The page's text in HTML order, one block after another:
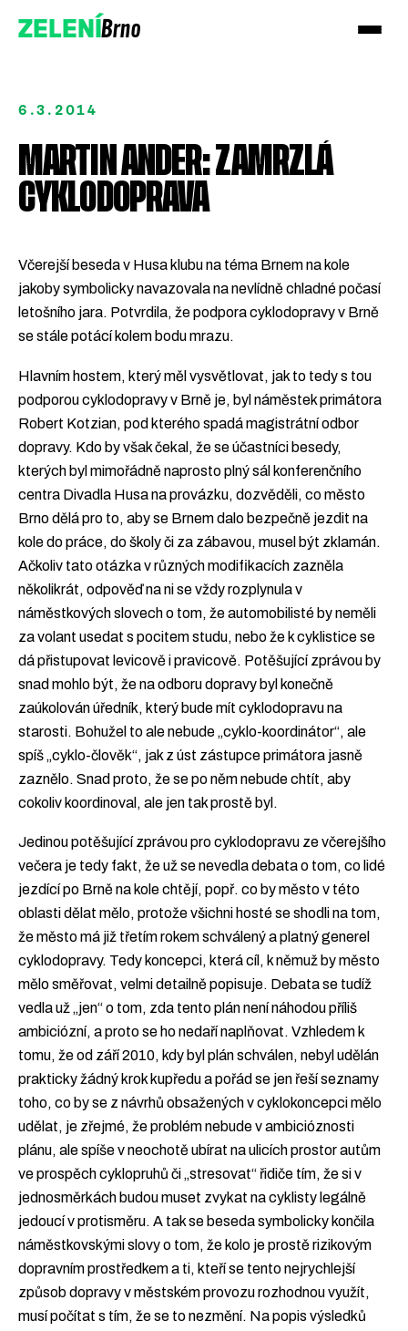
ZELENÍBrno
Podpořte nás darem
6.3.2014
MARTIN ANDER: ZAMRZLÁ
CYKLODOPRAVA
Včerejší beseda v Husa klubu na téma Brnem na kole
jakoby symbolicky navazovala na nevlídně chladné počasí
letošního jara. Potvrdila, že podpora cyklodopravy v Brně
se stále potácí kolem bodu mrazu.
Hlavním hostem, který měl vysvětlovat, jak to tedy s tou
podporou cyklodopravy v Brně je, byl náměstek primátora
Robert Kotzian, pod kterého spadá magistrátní odbor
dopravy. Kdo by však čekal, že se účastníci besedy,
kterých byl mimořádně naprosto plný sál konferenčního
centra Divadla Husa na provázku, dozvěděli, co město
Brno dělá pro to, aby se Brnem dalo bezpečně jezdit na
kole do práce, do školy či za zábavou, musel být zklamán.
Ačkoliv tato otázka v různých modifikacích zazněla
několikrát, odpověď na ni se vždy rozplynula v
náměstkových slovech o tom, že automobilisté by neměli
za volant usedat s pocitem studu, nebo že k cyklistice se
dá přistupovat levicově i pravicově. Potěšující zprávou by
snad mohlo být, že na odboru dopravy byl konečně
zaúkolován úředník, který bude mít cyklodopravu na
starosti. Bohužel to ale nebude „cyklo-koordinátor“, ale
spíš „cyklo-člověk“, jak z úst zástupce primátora jasně
zaznělo. Snad proto, že se po něm nebude chtít, aby
cokoliv koordinoval, ale jen tak prostě byl.
Jedinou potěšující zprávou pro cyklodopravu ze včerejšího
večera je tedy fakt, že už se nevedla debata o tom, co lidé
jezdící po Brně na kole chtějí, popř. co by město v této
oblasti dělat mělo, protože všichni hosté se shodli na tom,
že město má již třetím rokem schválený a platný generel
cyklodopravy. Tedy koncepci, která cíl, k němuž by město
mělo směřovat, velmi detailně popisuje. Debata se tudíž
vedla už „jen“ o tom, zda tento plán není náhodou příliš
ambiciózní, a proto se ho nedaří naplňovat. Vzhledem k
tomu, že od září 2010, kdy byl plán schválen, nebyl udělán
prakticky žádný krok kupředu a pořád se jen řeší seznamy
toho, co by se z návrhů obsažených v cyklokoncepci mělo
udělat, je zřejmé, že problém nebude v ambicióznosti
plánu, ale spíše v neochotě ubírat na ulicích prostor autům
ve prospěch cyklopruhů či „stresovat“ řidiče tím, že si v
jednosměrkách budou muset zvykat na cyklisty legálně
jedoucí v protisměru. A tak se beseda symbolicky končila
náměstkovskými slovy o tom, že kolo je prostě rizikovým
dopravním prostředkem a ti, kteří se tento nejrychlejší
způsob dopravy v městském provozu rozhodnou využít,
musí počítat s tím, že se to nezmění. Na popis výsledků